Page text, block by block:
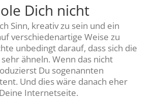
Dich nicht
Sinn, kreativ zu sein und ein
verschiedenartige Weise zu
unbedingt darauf, dass sich die
ähneln. Wenn das nicht
Du sogenannten
Und dies wäre danach eher
Internetseite.